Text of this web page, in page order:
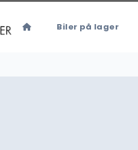
Biler på lager